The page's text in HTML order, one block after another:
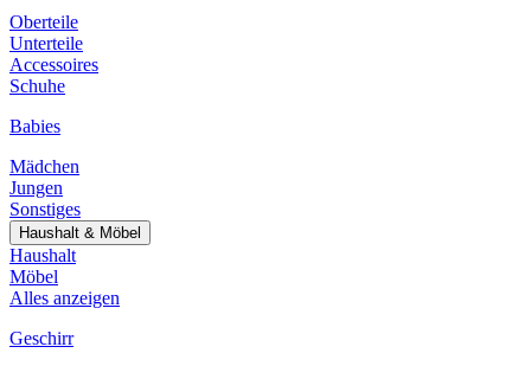
Oberteile
Unterteile
Accessoires
Schuhe
Babies
Mädchen
Jungen
Sonstiges
Haushalt & Möbel
Haushalt
Möbel
Alles anzeigen
Geschirr